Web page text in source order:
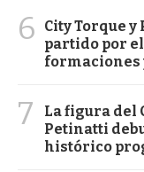
6
City Torque
partido por
formaciones
7
La figura del
Petinatti
histórico